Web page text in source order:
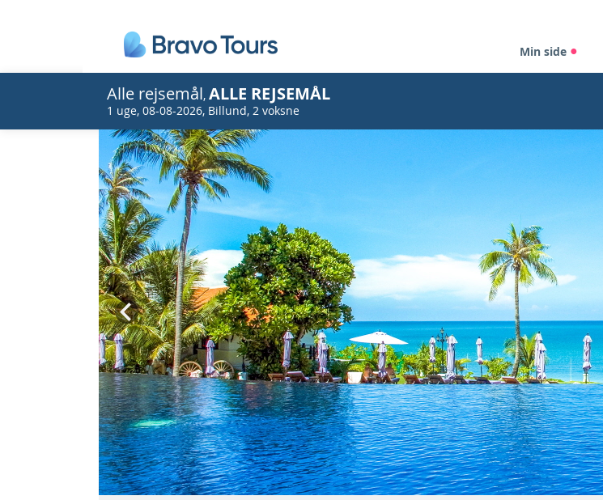
Min side
Alle rejsemål, ALLE REJSEMÅL
1 uge, 08-08-2026, Billund, 2 voksne
Prev